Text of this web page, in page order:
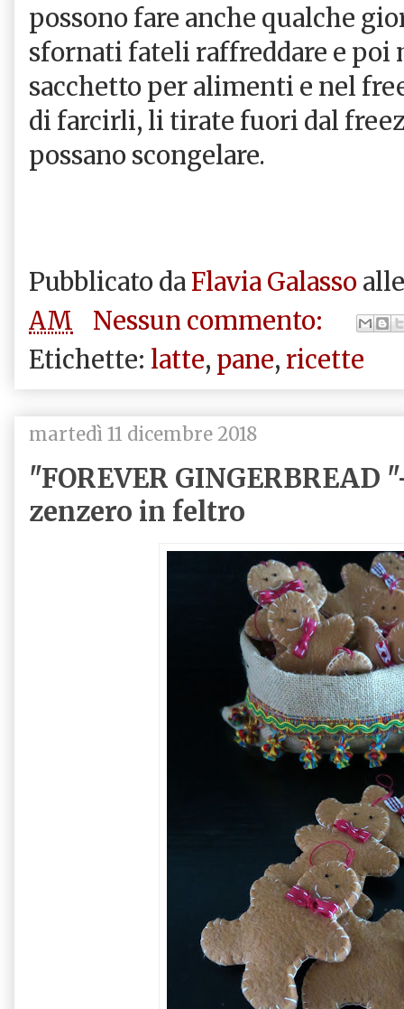
possono fare anche qualche
sfornati fateli raffreddare e
sacchetto per alimenti e nel
di farcirli, li tirate fuori dal
possano scongelare.
Pubblicato da Flavia Galasso
AM
Nessun commento:
Etichette: latte, pane, ricette
martedì 11 dicembre 2018
"FOREVER
zenzero in feltro